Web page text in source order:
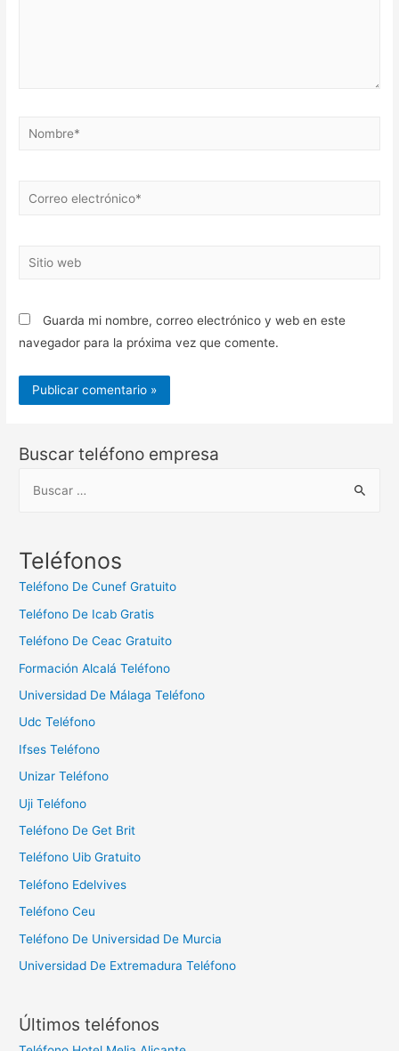
Nombre*
Correo
Sitio
Guarda mi nombre, correo electrónico y web en este
navegador para la próxima vez que comente.
Buscar teléfono empresa
c
:
Teléfonos
Teléfono De Cunef Gratuito
Teléfono De Icab Gratis
Teléfono De Ceac Gratuito
Formación Alcalá Teléfono
Universidad De Málaga Teléfono
Udc Teléfono
Ifses Teléfono
Unizar Teléfono
Uji Teléfono
Teléfono De Get Brit
Teléfono Uib Gratuito
Teléfono Edelvives
Teléfono Ceu
Teléfono De Universidad De Murcia
Universidad De Extremadura Teléfono
Últimos teléfonos